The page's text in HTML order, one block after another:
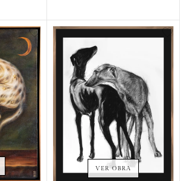
VER OBRA